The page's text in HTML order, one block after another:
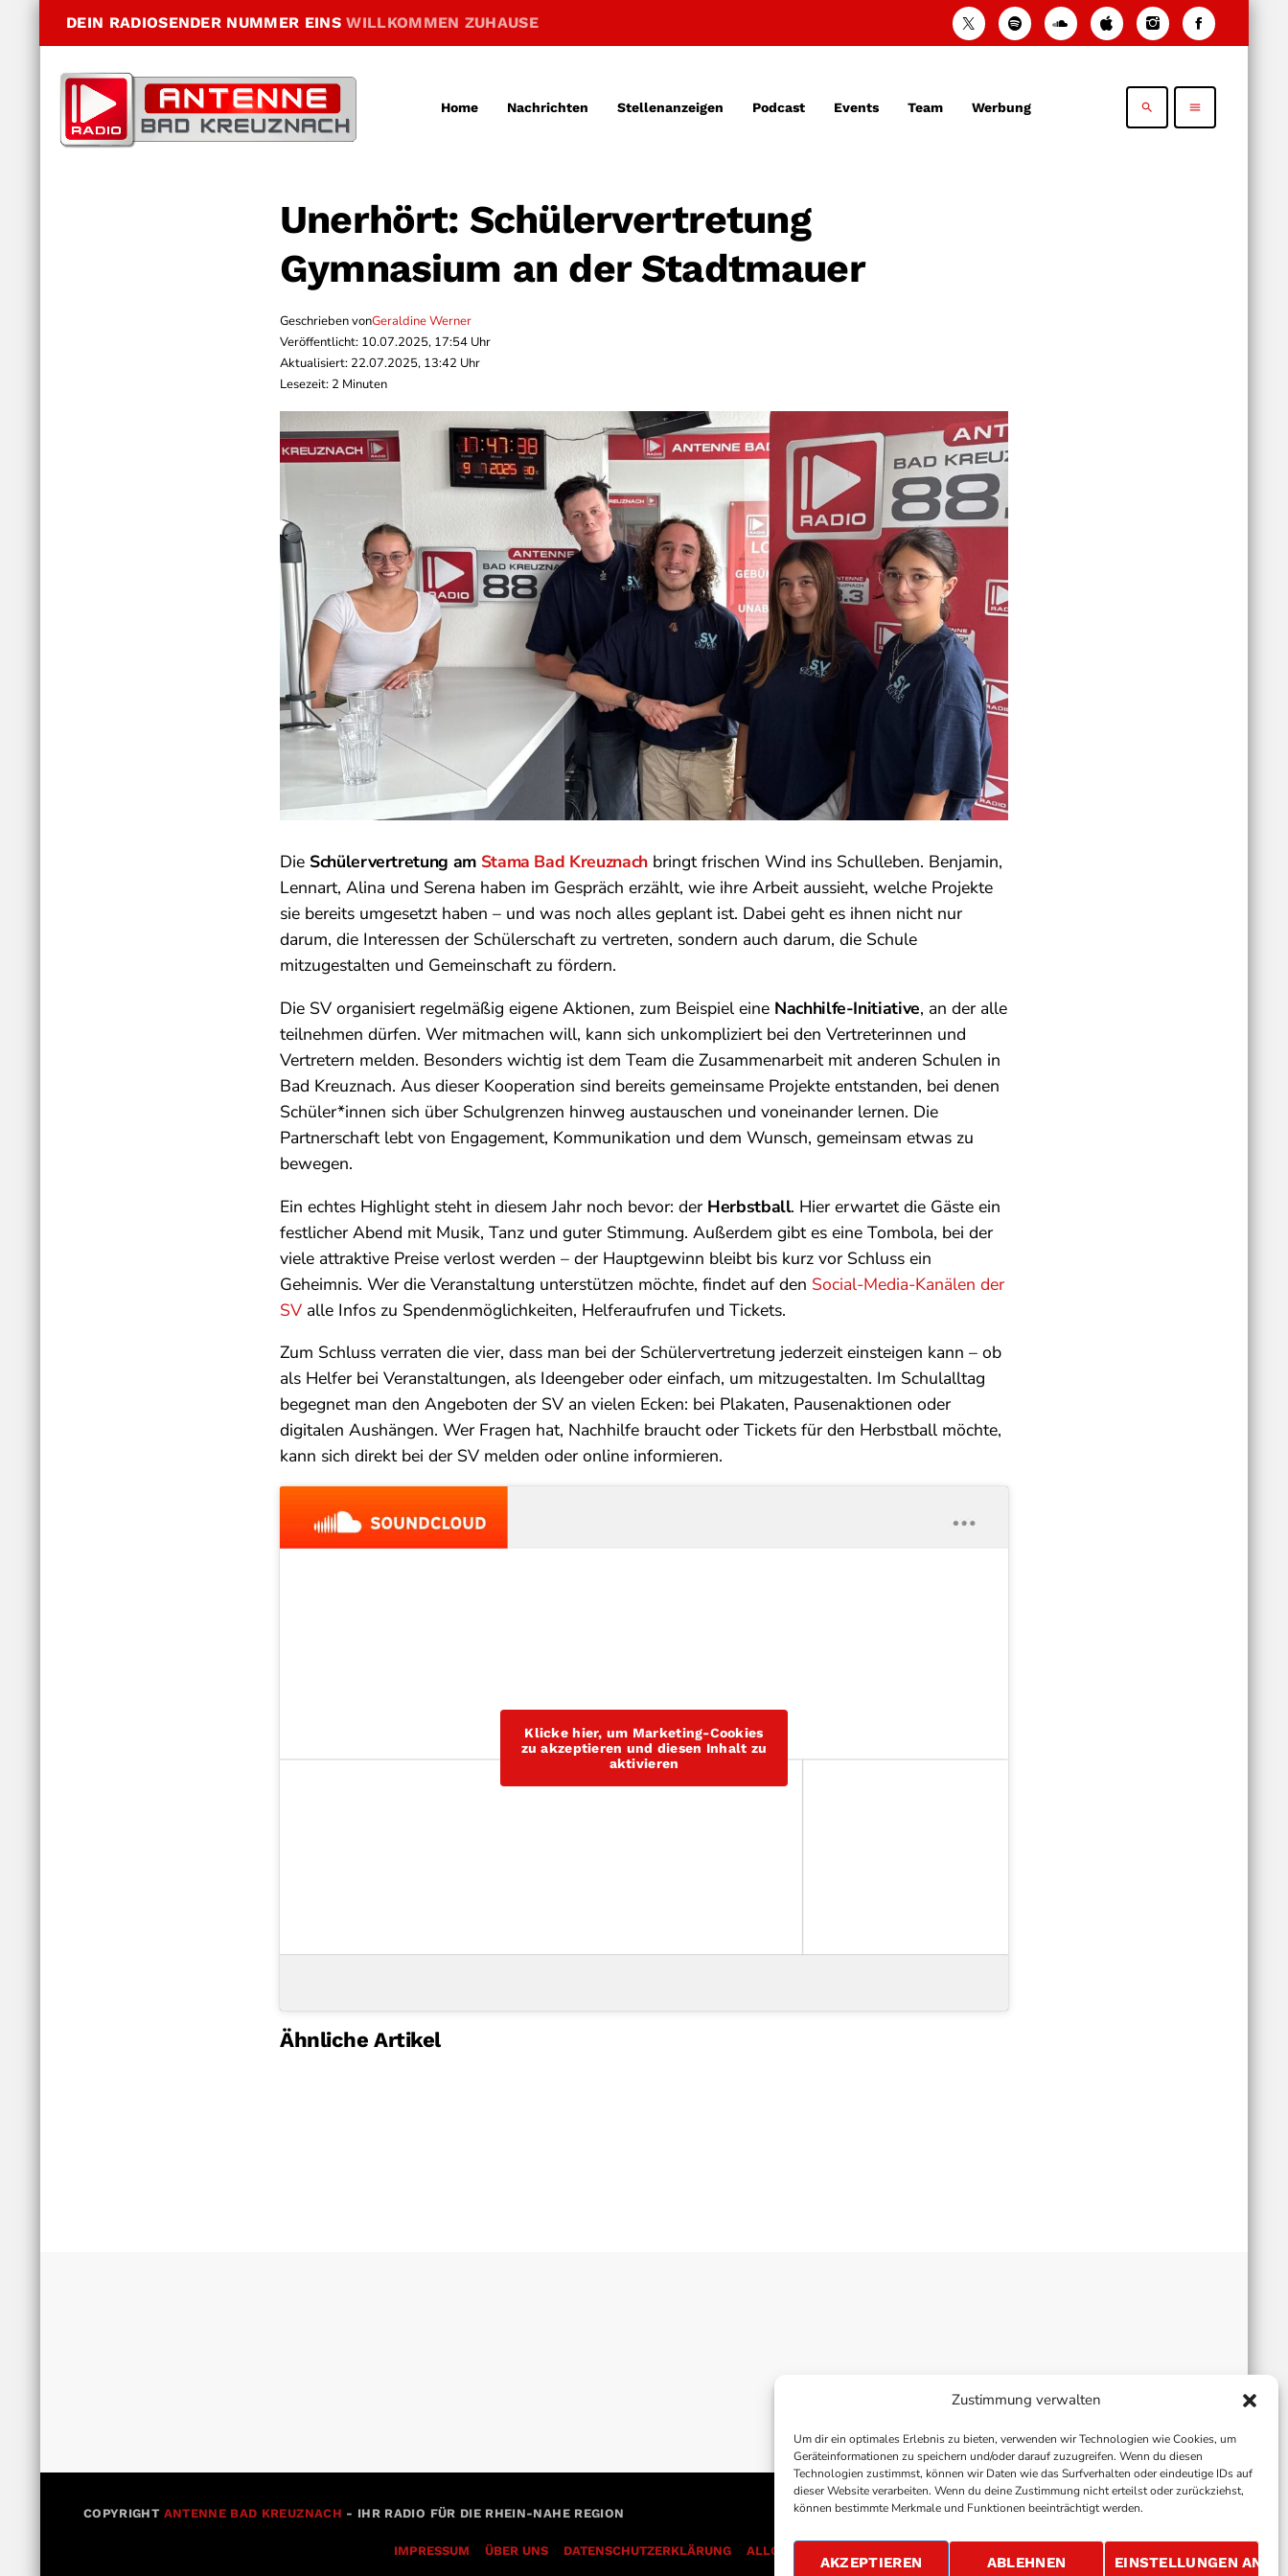
Zustimmung verwalten
Um dir ein optimales Erlebnis zu bieten, verwenden wir Technologien wie Cookies, um
Geräteinformationen zu speichern und/oder darauf zuzugreifen. Wenn du diesen
Technologien zustimmst, können wir Daten wie das Surfverhalten oder eindeutige IDs auf
dieser Website verarbeiten. Wenn du deine Zustimmung nicht erteilst oder zurückziehst,
können bestimmte Merkmale und Funktionen beeinträchtigt werden.
AKZEPTIEREN ABLEHNEN EINSTELLUNGEN
DEIN RADIOSENDER NUMMER EINSWILLKOMMEN ZUHAUSE
Home Nachrichten Stellenanzeigen Podcast Events Team Werbung search menu
Unerhört: Schülervertretung
Gymnasium an der Stadtmauer
Geschrieben vonGeraldine Werner
Veröffentlicht: 10.07.2025, 17:54 Uhr
Aktualisiert: 22.07.2025, 13:42 Uhr
Lesezeit: 2 Minuten
Die Schülervertretung am Stama Bad Kreuznachbringt frischen Wind ins Schulleben. Benjamin,
Lennart, Alina und Serena haben im Gespräch erzählt, wie ihre Arbeit aussieht, welche Projekte
sie bereits umgesetzt haben – und was noch alles geplant ist. Dabei geht es ihnen nicht nur
darum, die Interessen der Schülerschaft zu vertreten, sondern auch darum, die Schule
mitzugestalten und Gemeinschaft zu fördern.
Die SV organisiert regelmäßig eigene Aktionen, zum Beispiel eine Nachhilfe-Initiative, an der alle
teilnehmen dürfen. Wer mitmachen will, kann sich unkompliziert bei den Vertreterinnen und
Vertretern melden. Besonders wichtig ist dem Team die Zusammenarbeit mit anderen Schulen in
Bad Kreuznach. Aus dieser Kooperation sind bereits gemeinsame Projekte entstanden, bei denen
Schüler*innen sich über Schulgrenzen hinweg austauschen und voneinander lernen. Die
Partnerschaft lebt von Engagement, Kommunikation und dem Wunsch, gemeinsam etwas zu
bewegen.
Ein echtes Highlight steht in diesem Jahr noch bevor: der Herbstball. Hier erwartet die Gäste ein
festlicher Abend mit Musik, Tanz und guter Stimmung. Außerdem gibt es eine Tombola, bei der
viele attraktive Preise verlost werden – der Hauptgewinn bleibt bis kurz vor Schluss ein
Geheimnis. Wer die Veranstaltung unterstützen möchte, findet auf den Social-Media-Kanälen der
SV alle Infos zu Spendenmöglichkeiten, Helferaufrufen und Tickets.
Zum Schluss verraten die vier, dass man bei der Schülervertretung jederzeit einsteigen kann – ob
als Helfer bei Veranstaltungen, als Ideengeber oder einfach, um mitzugestalten. Im Schulalltag
begegnet man den Angeboten der SV an vielen Ecken: bei Plakaten, Pausenaktionen oder
digitalen Aushängen. Wer Fragen hat, Nachhilfe braucht oder Tickets für den Herbstball möchte,
kann sich direkt bei der SV melden oder online informieren.
Klicke hier, um Marketing-Cookies
zu akzeptieren und diesen Inhalt zu
aktivieren
Ähnliche Artikel
COPYRIGHT ANTENNE BAD KREUZNACH - IHR RADIO FÜR DIE RHEIN-NAHE REGION
IMPRESSUM ÜBER UNS DATENSCHUTZERKLÄRUNG